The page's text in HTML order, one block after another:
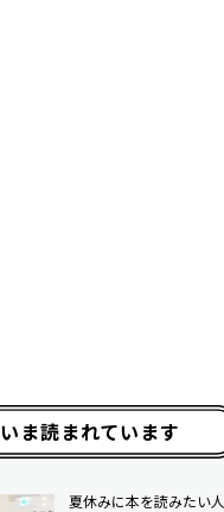
いま読まれています
夏休みに本を読みたい人